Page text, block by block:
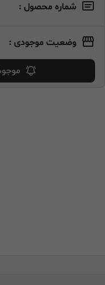
شماره محصول :
وضعیت موجودی :